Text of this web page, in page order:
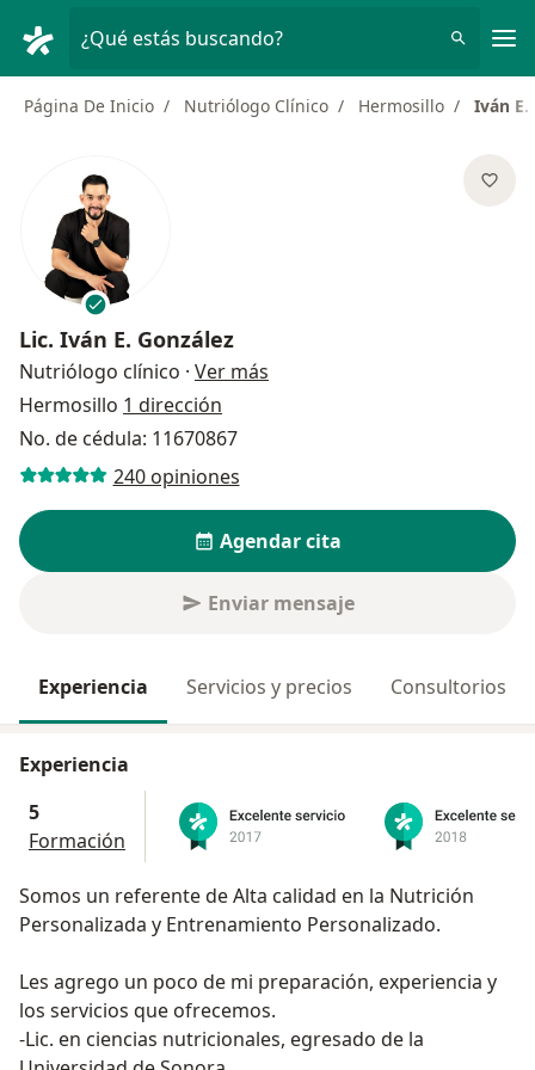
¿Qué estás buscando?
Página De Inicio Nutriólogo Clínico Hermosillo Iván E.
Lic. Iván E. González
Nutriólogo clínico · Ver más
Hermosillo 1 dirección
No. de cédula: 11670867
240 opiniones
Agendar cita
Enviar mensaje
Experiencia Servicios y precios Consultorios
Experiencia
5
Formación
Somos un referente de Alta calidad en la Nutrición
Personalizada y Entrenamiento Personalizado.
Les agrego un poco de mi preparación, experiencia y
los servicios que ofrecemos.
-Lic. en ciencias nutricionales, egresado de la